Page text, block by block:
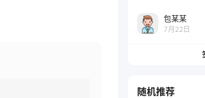
包某某
7月22日
随机推荐